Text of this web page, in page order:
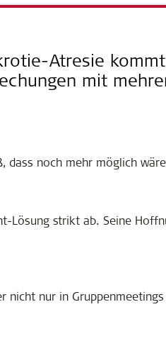
Atresie
mit
dass noch mehr möglich
Lösung strikt ab. Seine
nicht nur in